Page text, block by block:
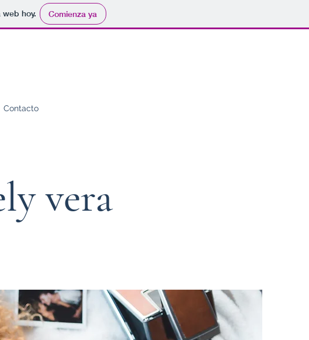
hoy. Comienza ya
Contacto
vera